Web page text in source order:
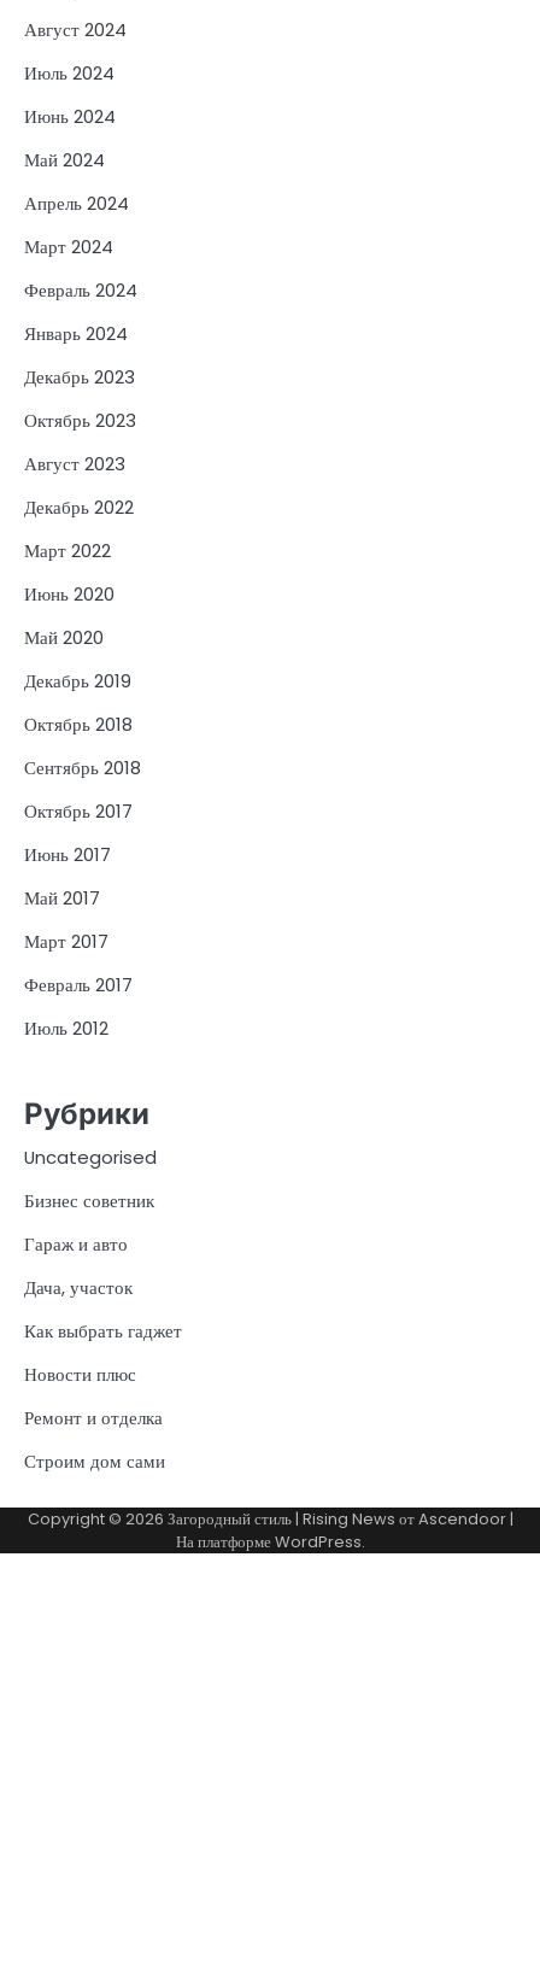
Август 2024
Июль 2024
Июнь 2024
Май 2024
Апрель 2024
Март 2024
Февраль 2024
Январь 2024
Декабрь 2023
Октябрь 2023
Август 2023
Декабрь 2022
Март 2022
Июнь 2020
Май 2020
Декабрь 2019
Октябрь 2018
Сентябрь 2018
Октябрь 2017
Июнь 2017
Май 2017
Март 2017
Февраль 2017
Июль 2012
Рубрики
Uncategorised
Бизнес советник
Гараж и авто
Дача, участок
Как выбрать гаджет
Новости плюс
Ремонт и отделка
Строим дом сами
Copyright © 2026 Загородный стиль| Rising News отAscendoor|
На платформеWordPress.